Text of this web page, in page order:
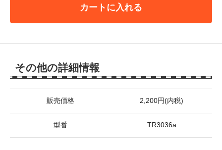
カートに入れる
その他の詳細情報
販売価格 2,200円(内税)
型番 TR3036a